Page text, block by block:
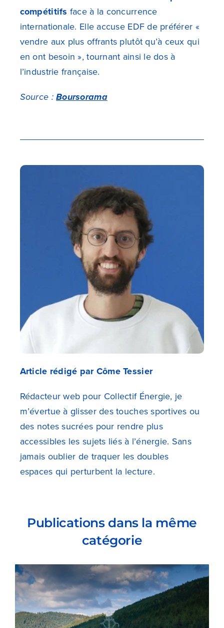
compétitifs face à la concurrence
internationale. Elle accuse EDF de préférer «
vendre aux plus offrants plutôt qu’à ceux qui
en ont besoin », tournant ainsi le dos à
l’industrie française.
Source :Boursorama
Article rédigé par Côme Tessier
Rédacteur web pour Collectif Énergie, je
m’évertue à glisser des touches sportives ou
des notes sucrées pour rendre plus
accessibles les sujets liés à l’énergie. Sans
jamais oublier de traquer les doubles
espaces qui perturbent la lecture.
Publications dans la même
catégorie